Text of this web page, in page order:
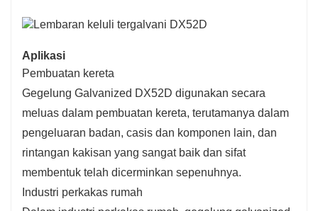
Aplikasi
Pembuatan kereta
Gegelung Galvanized DX52D digunakan secara
meluas dalam pembuatan kereta, terutamanya dalam
pengeluaran badan, casis dan komponen lain, dan
rintangan kakisan yang sangat baik dan sifat
membentuk telah dicerminkan sepenuhnya.
Industri perkakas rumah